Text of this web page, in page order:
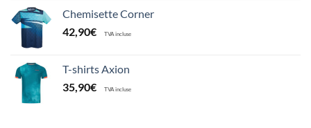
Chemisette Corner
42,90€ TVA incluse
T-shirts Axion
35,90€ TVA incluse